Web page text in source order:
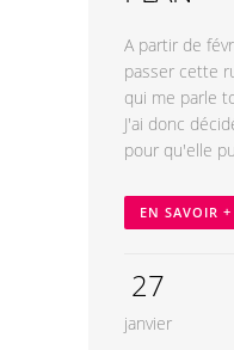
A partir de
passer cette
qui me parle
J'ai donc
pour qu'elle
EN SAVOIR +
27
janvier